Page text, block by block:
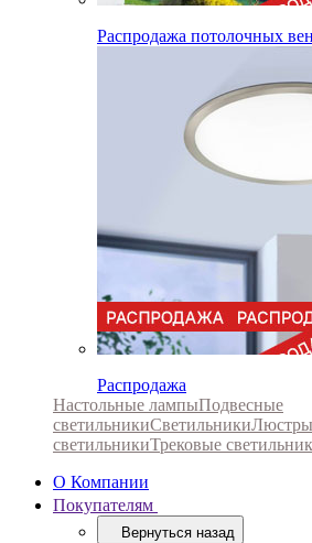
Распродажа потолочных
Распродажа
Настольные лампыПодвесные
светильникиСветильникиЛюстры
светильникиТрековые
О Компании
Покупателям
Вернуться назад